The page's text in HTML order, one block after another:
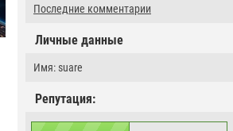
Последние комментарии
Личные данные
Имя: suare
Репутация: